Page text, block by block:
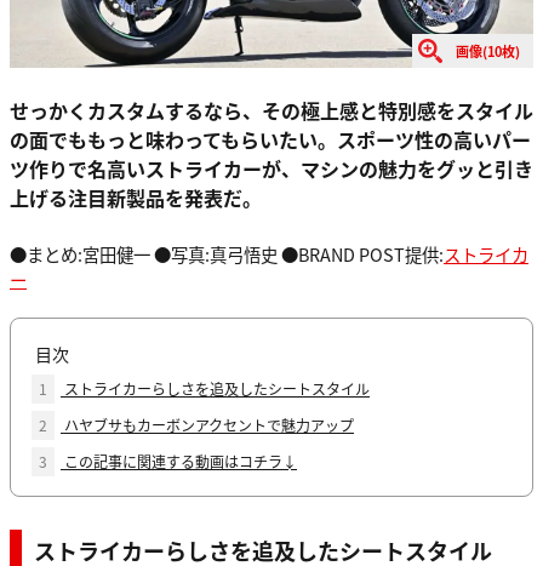
画像(10枚)
せっかくカスタムするなら、その極上感と特別感をスタイル
の面でももっと味わってもらいたい。スポーツ性の高いパー
ツ作りで名高いストライカーが、マシンの魅力をグッと引き
上げる注目新製品を発表だ。
●まとめ:宮田健一 ●写真:真弓悟史 ●BRAND POST提供:ストライカ
ー
目次
1
ストライカーらしさを追及したシートスタイル
2
ハヤブサもカーボンアクセントで魅力アップ
3
この記事に関連する動画はコチラ↓
ストライカーらしさを追及したシートスタイル